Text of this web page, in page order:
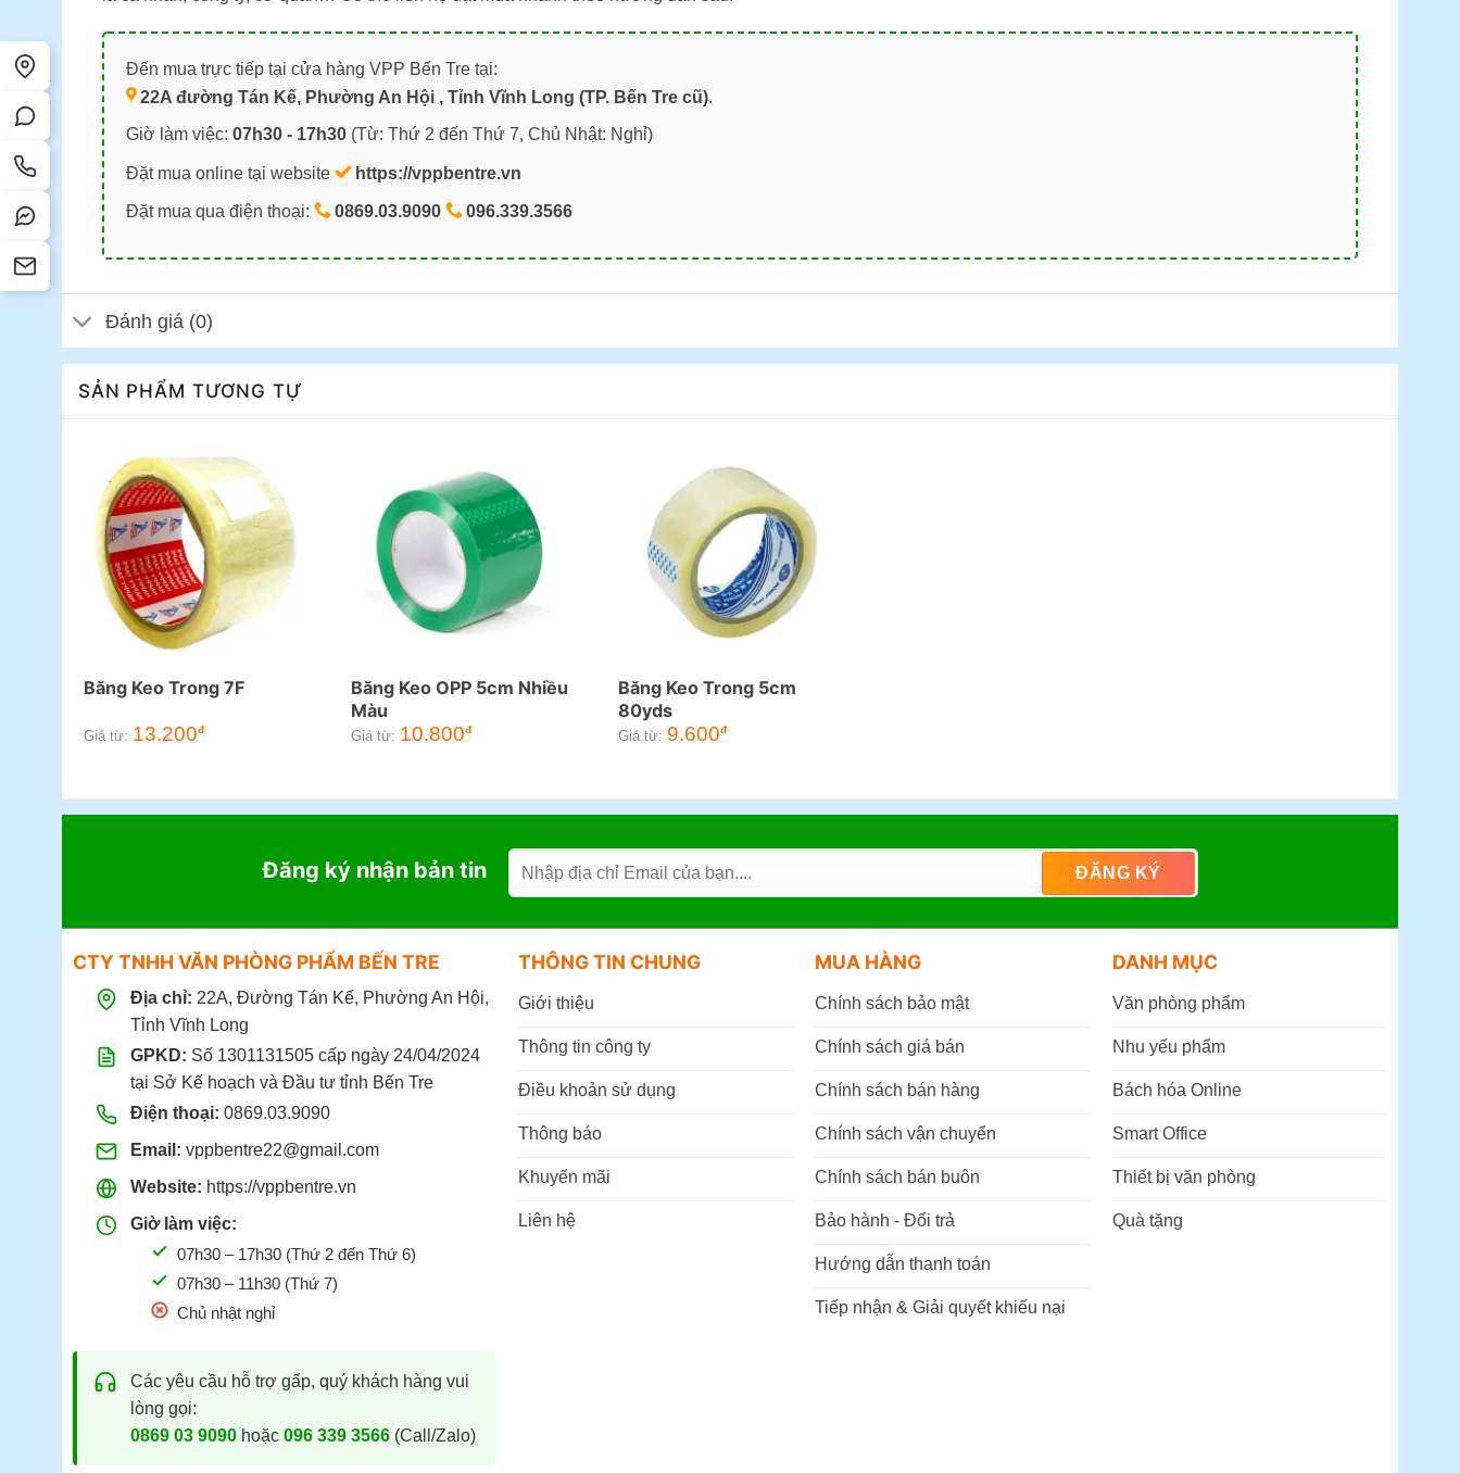
Đến mua trực tiếp tại cửa hàng VPP Bến Tre tại:
22A đường Tán Kế, Phường An Hội , Tỉnh Vĩnh Long (TP. Bến Tre cũ).
Giờ làm việc: 07h30 - 17h30(Từ: Thứ 2 đến Thứ 7, Chủ Nhật: Nghỉ)
Đặt mua online tại website https://vppbentre.vn
Đặt mua qua điện thoại: 0869.03.9090 096.339.3566
Đánh giá (0)
SẢN PHẨM TƯƠNG TỰ
Băng Keo Trong 7F
Giá từ: 13.200đ
Băng Keo OPP 5cm Nhiều
Màu
Giá từ: 10.800đ
Băng Keo Trong 5cm
80yds
Giá từ: 9.600đ
Đăng ký nhận bản tin
CTY TNHH VĂN PHÒNG PHẨM BẾN TRE
Địa chỉ: 22A, Đường Tán Kế, Phường An Hội,
Tỉnh Vĩnh Long
GPKD: Số 1301131505 cấp ngày 24/04/2024
tại Sở Kế hoạch và Đầu tư tỉnh Bến Tre
Điện thoại: 0869.03.9090
Email: vppbentre22@gmail.com
Website: https://vppbentre.vn
Giờ làm việc:
07h30 – 17h30 (Thứ 2 đến Thứ 6)
07h30 – 11h30 (Thứ 7)
Chủ nhật nghỉ
Các yêu cầu hỗ trợ gấp, quý khách hàng vui
lòng gọi:
0869 03 9090hoặc 096 339 3566(Call/Zalo)
THÔNG TIN CHUNG
Giới thiệu
Thông tin công ty
Điều khoản sử dụng
Thông báo
Khuyến mãi
Liên hệ
MUA HÀNG
Chính sách bảo mật
Chính sách giá bán
Chính sách bán hàng
Chính sách vận chuyển
Chính sách bán buôn
Bảo hành - Đổi trả
Hướng dẫn thanh toán
Tiếp nhận & Giải quyết khiếu nại
DANH MỤC
Văn phòng phẩm
Nhu yếu phẩm
Bách hóa Online
Smart Office
Thiết bị văn phòng
Quà tặng